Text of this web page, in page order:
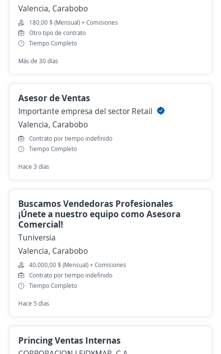
Valencia, Carabobo
180,00 $ (Mensual) + Comisiones
Otro tipo de contrato
Tiempo Completo
Más de 30 días
Asesor de Ventas
Importante empresa del sector Retail
Valencia, Carabobo
Contrato por tiempo indefinido
Tiempo Completo
Hace 3 días
Buscamos Vendedoras Profesionales
¡Únete a nuestro equipo como Asesora
Comercial!
Tuniversia
Valencia, Carabobo
40.000,00 $ (Mensual) + Comisiones
Contrato por tiempo indefinido
Tiempo Completo
Hace 5 días
Princing Ventas Internas